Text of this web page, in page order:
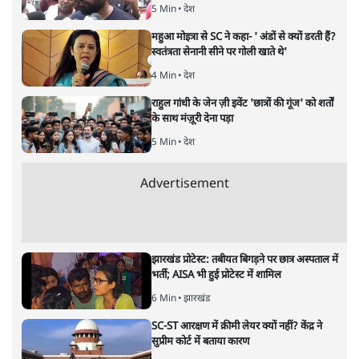
शर्टलेस प्रदर्शनः यूथ कांग्रेस अध्यक्ष की
मां का जबरदस्त बयान, राहुल-खरगे ने
निन्दा की
24 FEB, 2026
दिल्ली में हुए युवक कांग्रेस के शर्टलेस प्रदर्शन पर कार्रवाई करते हुए
पुलिस ने संगठन के राष्ट्रीय अध्यक्ष उदय भानु चिब को गिरफ्तार किया
है। इस पर उनकी मां रजनीबाला ने जबरदस्त बयान दिया है और कहा
है कि देश के हालात को देखते हुए ये प्रदर्शन सही है।